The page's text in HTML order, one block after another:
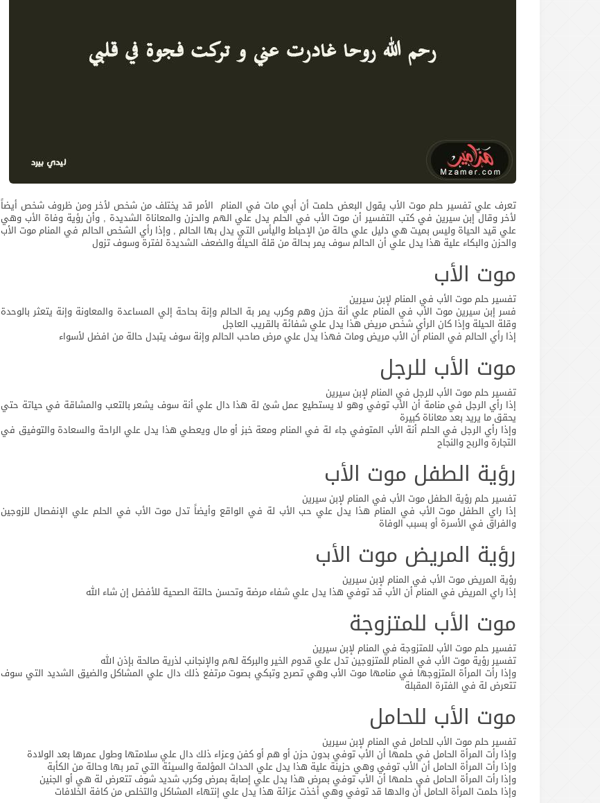
تعرف علي تفسير حلم موت الأب يقول البعض حلمت أن أبي مات في المنام الأمر قد يختلف من شخص لأخر ومن ظروف شخص أيضاً
لأخر وقال إبن سيرين في كتب التفسير أن موت الأب في الحلم يدل علي الهم والحزن والمعاناة الشديدة , وأن رؤية وفاة الأب وهي
علي قيد الحياة وليس بميت هي دليل علي حالة من الإحباط واليأس التي يدل بها الحالم , وإذا رأي الشخص الحالم في المنام موت الأب
والحزن والبكاء علية هذا يدل علي أن الحالم سوف يمر بحالة من قلة الحيلة والضعف الشديدة لفترة وسوف تزول
موت الأب
تفسير حلم موت الأب في المنام لإبن سيرين
فسر إبن سيرين موت الأب في المنام علي أنة حزن وهم وكرب يمر بة الحالم وإنة بحاحة إلي المساعدة والمعاونة وإنة يتعثر بالوحدة
وقلة الحيلة وإذا كان الرأي شخص مريض هذا يدل علي شفائة بالقريب العاجل
إذا رأي الحالم في المنام أن الأب مريض ومات فهذا يدل علي مرض صاحب الحالم وإنة سوف يتبدل حالة من افضل لأسواء
موت الأب للرجل
تفسير حلم موت الأب للرجل في المنام لإبن سيرين
إذا رأي الرجل في منامة أن الأب توفي وهو لا يستطيع عمل شئ لة هذا دال علي أنة سوف يشعر بالتعب والمشاقة في حياتة حتي
يحقق ما يريد بعد معاناة كبيرة
وإذا رأي الرجل في الحلم أنة الأب المتوفي جاء لة في المنام ومعة خبز أو مال ويعطي هذا يدل علي الراحة والسعادة والتوفيق في
التجارة والربح والنجاح
رؤية الطفل موت الأب
تفسير حلم رؤية الطفل موت الأب في المنام لإبن سيرين
إذا راي الطفل موت الأب في المنام هذا يدل علي حب الأب لة في الواقع وأيضاً تدل موت الأب في الحلم علي الإنفصال للزوجين
والفراق في الأسرة أو بسبب الوفاة
رؤية المريض موت الأب
رؤية المريض موت الأب في المنام لإبن سيرين
إذا راي المريض في المنام أن الأب قد توفي هذا يدل علي شفاء مرضة وتحسن حالتة الصحية للأفضل إن شاء الله
موت الأب للمتزوجة
تفسير حلم موت الأب للمتزوجة في المنام لإبن سيرين
تفسير رؤية موت الأب في المنام للمتزوجين تدل علي قدوم الخير والبركة لهم والإنجانب لذرية صالحة بإذن الله
وإذا رأت المرأة المتزوجها في منامها موت الأب وهي تصرح وتبكي بصوت مرتفع ذلك دال علي المشاكل والضيق الشديد التي سوف
تتعرض لة في الفترة المقبلة
موت الأب للحامل
تفسير حلم موت الأب للحامل في المنام لإبن سيرين
وإذا رأت المرأة الحامل في حلمها أن الأب توفي بدون حزن أو هم أو كفن وعزاء ذلك دال علي سلامتها وطول عمرها بعد الولادة
وإذا رأت المرأة الحامل أن الأب توفي وهي حزينة علية هذا يدل علي الحداث المؤلمة والسيئة التي تمر بها وحالة من الكأبة
وإذا رأت المرأة الحامل في حلمها أن الأب توفي بمرض هذا يدل علي إصابة بمرض وكرب شديد شوف تتعرض لة هي أو الجنين
وإذا حلمت المرأة الحامل أن والدها قد توفي وهي أخذت عزائة هذا يدل علي إنتهاء المشاكل والتخلص من كافة الخلافات